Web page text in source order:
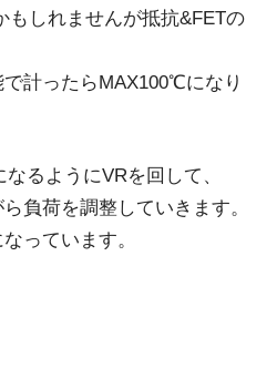
もしれませんが抵抗&FETの
計ったらMAX100℃になり
るようにVRを回して、
負荷を調整していきます。
っています。